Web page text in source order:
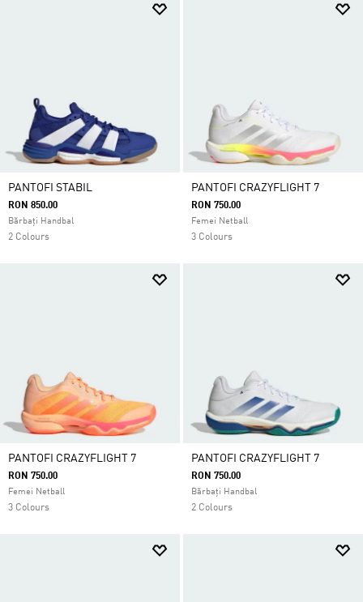
înaintea adversarului tău pe terenul de handbal!
PANTOFI STABIL
RON 850.00
Bărbați Handbal
2 Colours
PANTOFI CRAZYFLIGHT 7
RON 750.00
Femei Netball
3 Colours
PANTOFI CRAZYFLIGHT 7
RON 750.00
Femei Netball
3 Colours
PANTOFI CRAZYFLIGHT 7
RON 750.00
Bărbați Handbal
2 Colours